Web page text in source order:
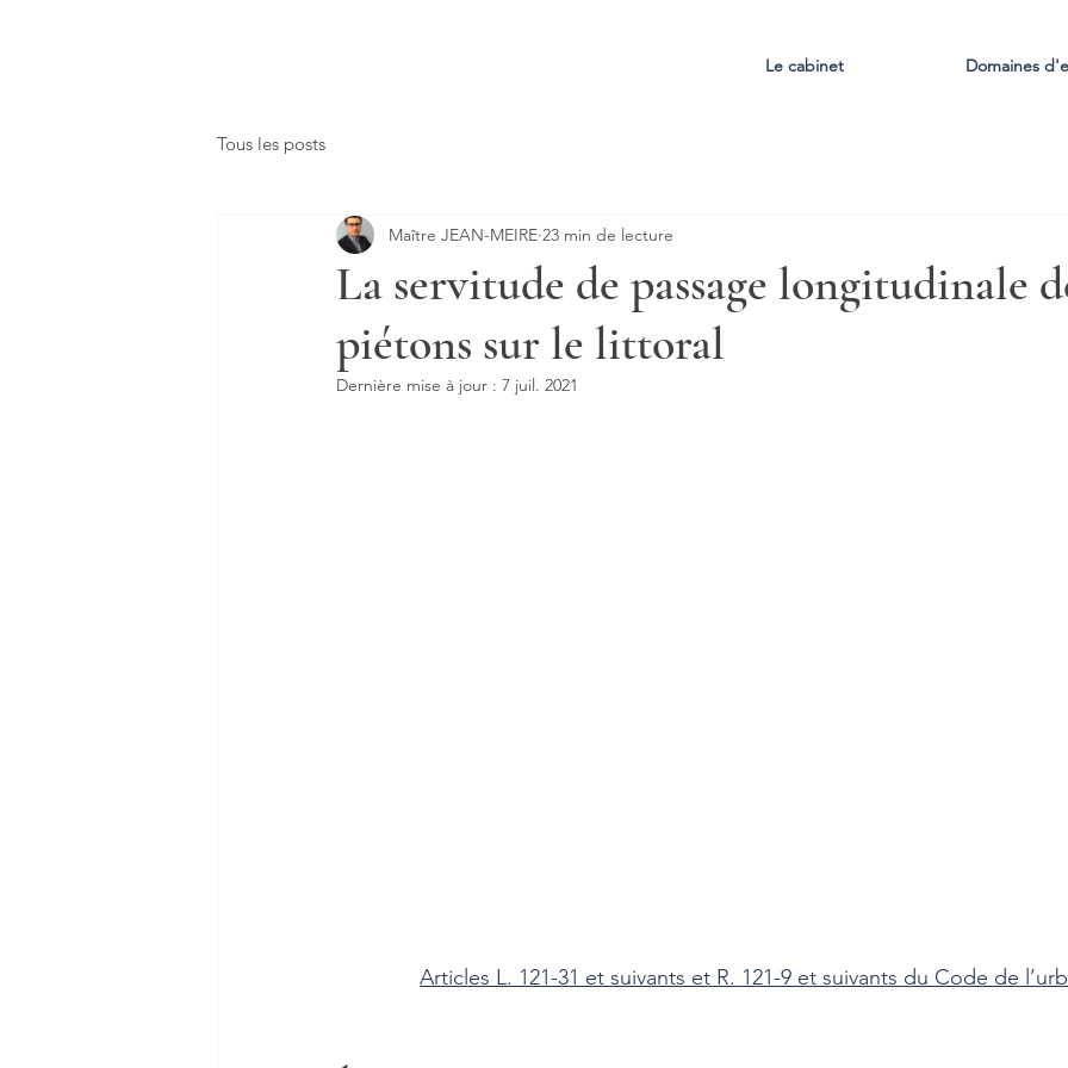
Le cabinet Domaines
Tous les posts
La servitude de passage longitudinale
piétons sur le littoral
Maître JEAN-MEIRE 23 min de lecture
Dernière mise à jour : 7 juil. 2021
Articles L. 121-31 et suivants et R. 121-9 et suivants du Code de